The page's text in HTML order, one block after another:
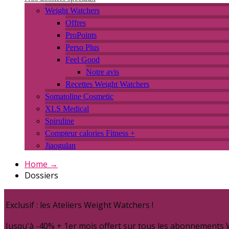
Weight Watchers
Offres
ProPoints
Perso Plus
Feel Good
Notre avis
Recettes Weight Watchers
Somatoline Cosmetic
XLS Medical
Spiruline
Compteur calories Fitness +
Jiaogulan
Home →
Dossiers
Exclusif : les Ateliers Weight Watchers !
Jusqu'à -40% + 1er mois offert sur tous les abonnements